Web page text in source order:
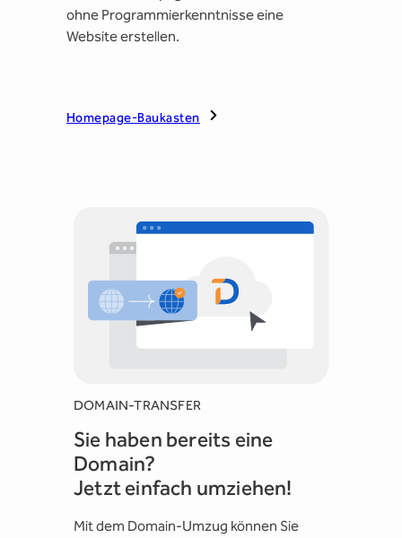
ohne Programmierkenntnisse eine
Website erstellen.
Homepage-Baukasten
DOMAIN-TRANSFER
Sie haben bereits eine
Domain?
Jetzt einfach umziehen!
Mit dem Domain-Umzug können Sie